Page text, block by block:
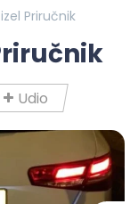
Priručnik
Udio